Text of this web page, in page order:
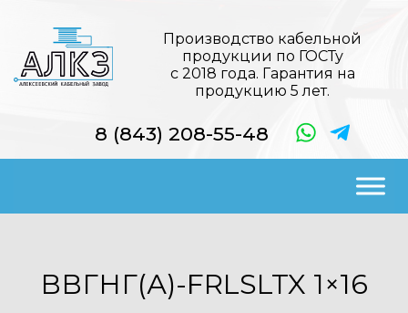
Производство кабельной
продукции по ГОСТу
с 2018 года. Гарантия на
продукцию 5 лет.
8 (843) 208-55-48
ВВГНГ(А)-FRLSLTX 1×16